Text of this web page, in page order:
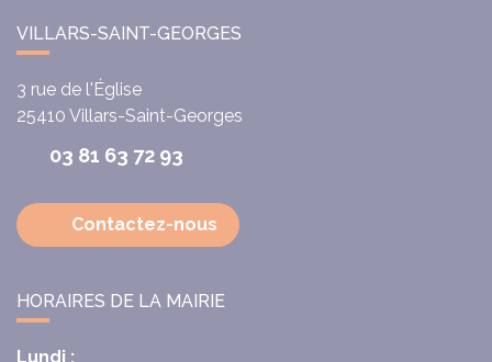
VILLARS-SAINT-GEORGES
3 rue de l'Église
25410 Villars-Saint-Georges
03 81 63 72 93
Contactez-nous
HORAIRES DE LA MAIRIE
Lundi :